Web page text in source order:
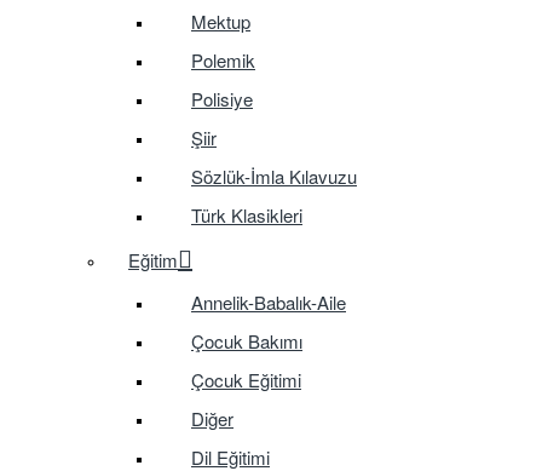
Mektup
Polemik
Polisiye
Şiir
Sözlük-İmla Kılavuzu
Türk Klasikleri
Eğitim
Annelik-Babalık-Aile
Çocuk Bakımı
Çocuk Eğitimi
Diğer
Dil Eğitimi